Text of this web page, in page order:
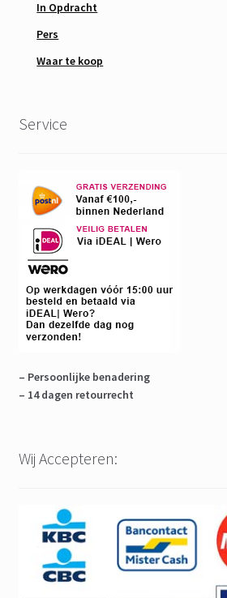
In Opdracht
Pers
Waar te koop
Service
– Persoonlijke benadering
– 14 dagen retourrecht
Wij Accepteren: